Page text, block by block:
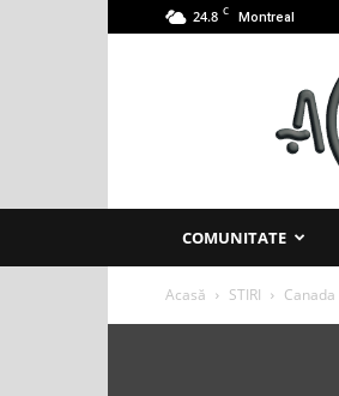
24.8 C Montreal
Montreal
COMUNITATE
Acasă STIRI Canada